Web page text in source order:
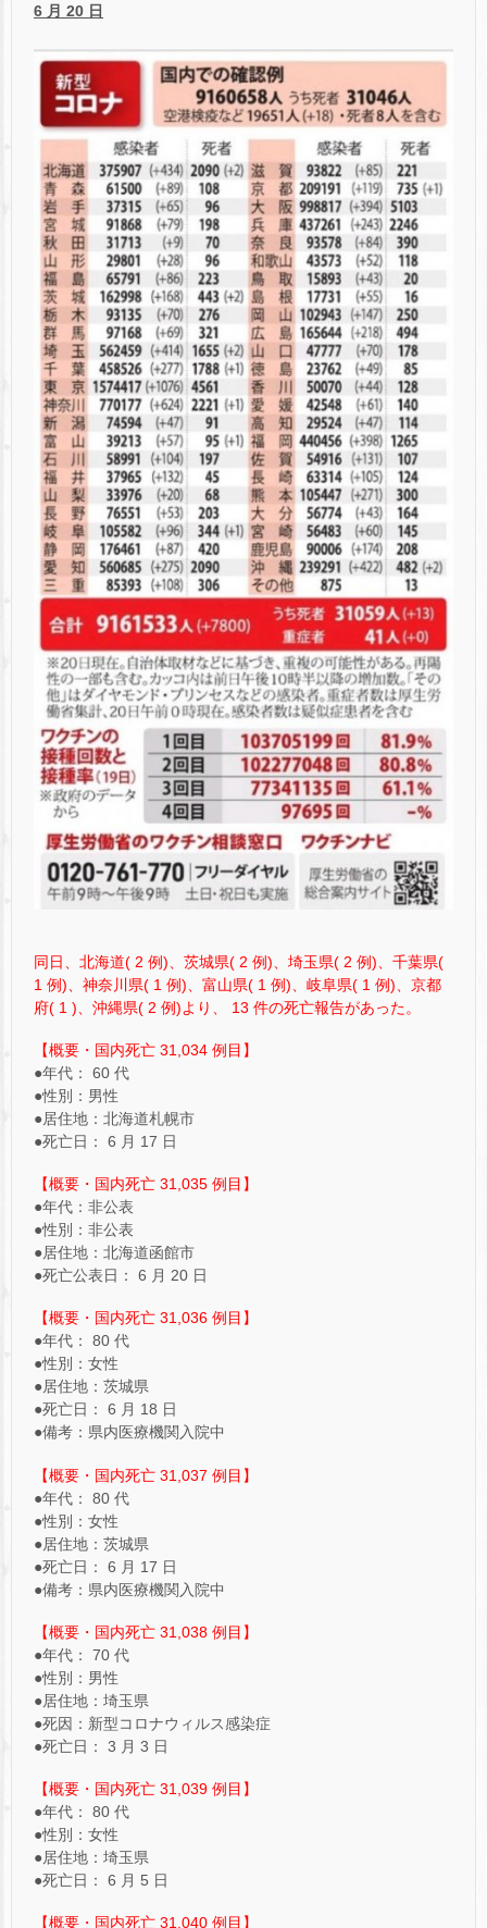
6 月 20 日
同日、北海道( 2 例)、茨城県( 2 例)、埼玉県( 2 例)、千葉県(
1 例)、神奈川県( 1 例)、富山県( 1 例)、岐阜県( 1 例)、京都
府( 1 )、沖縄県( 2 例)より、 13 件の死亡報告があった。
【概要・国内死亡 31,034 例目】
●年代： 60 代
●性別：男性
●居住地：北海道札幌市
●死亡日： 6 月 17 日
【概要・国内死亡 31,035 例目】
●年代：非公表
●性別：非公表
●居住地：北海道函館市
●死亡公表日： 6 月 20 日
【概要・国内死亡 31,036 例目】
●年代： 80 代
●性別：女性
●居住地：茨城県
●死亡日： 6 月 18 日
●備考：県内医療機関入院中
【概要・国内死亡 31,037 例目】
●年代： 80 代
●性別：女性
●居住地：茨城県
●死亡日： 6 月 17 日
●備考：県内医療機関入院中
【概要・国内死亡 31,038 例目】
●年代： 70 代
●性別：男性
●居住地：埼玉県
●死因：新型コロナウィルス感染症
●死亡日： 3 月 3 日
【概要・国内死亡 31,039 例目】
●年代： 80 代
●性別：女性
●居住地：埼玉県
●死亡日： 6 月 5 日
【概要・国内死亡 31,040 例目】